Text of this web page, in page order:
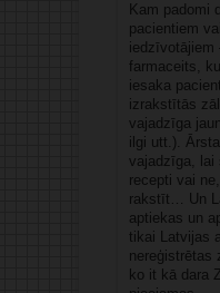
Kam padomi
pacientiem
iedzīvotājiem
farmaceits,
iesaka
izrakstītās
vajadzīga
ilgi utt.).
vajadzīga, lai
recepti vai
rakstīt… Un
aptiekas un
tikai Latvijas
nereģistrētas
ko it kā dara